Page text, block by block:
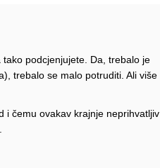
podcjenjujete. Da, trebalo je
trebalo se malo potruditi. Ali više
i čemu ovakav krajnje neprihvatljiv